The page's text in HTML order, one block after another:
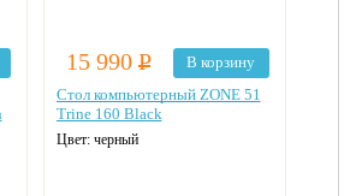
15 990 Р
В корзину
Стол компьютерный ZONE 51
Trine 160 Black
Цвет: черный